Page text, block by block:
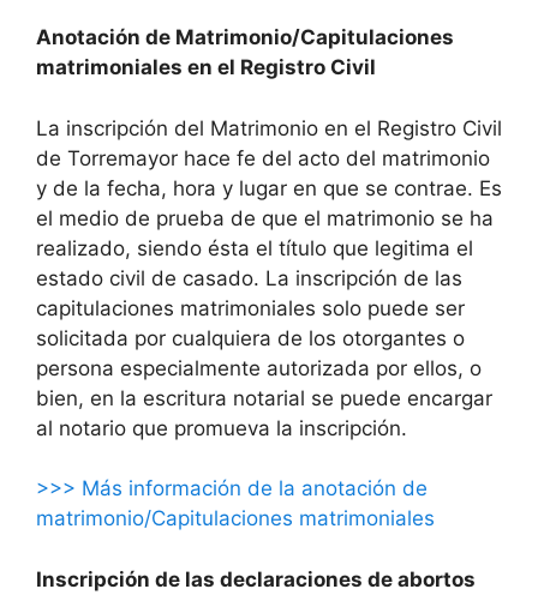
Anotación de Matrimonio/Capitulaciones
matrimoniales en el Registro Civil
La inscripción del Matrimonio en el Registro Civil
de Torremayor hace fe del acto del matrimonio
y de la fecha, hora y lugar en que se contrae. Es
el medio de prueba de que el matrimonio se ha
realizado, siendo ésta el título que legitima el
estado civil de casado. La inscripción de las
capitulaciones matrimoniales solo puede ser
solicitada por cualquiera de los otorgantes o
persona especialmente autorizada por ellos, o
bien, en la escritura notarial se puede encargar
al notario que promueva la inscripción.
>>> Más información de la anotación de
matrimonio/Capitulaciones matrimoniales
Inscripción de las declaraciones de abortos